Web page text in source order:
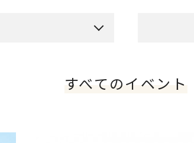
すべてのイベント